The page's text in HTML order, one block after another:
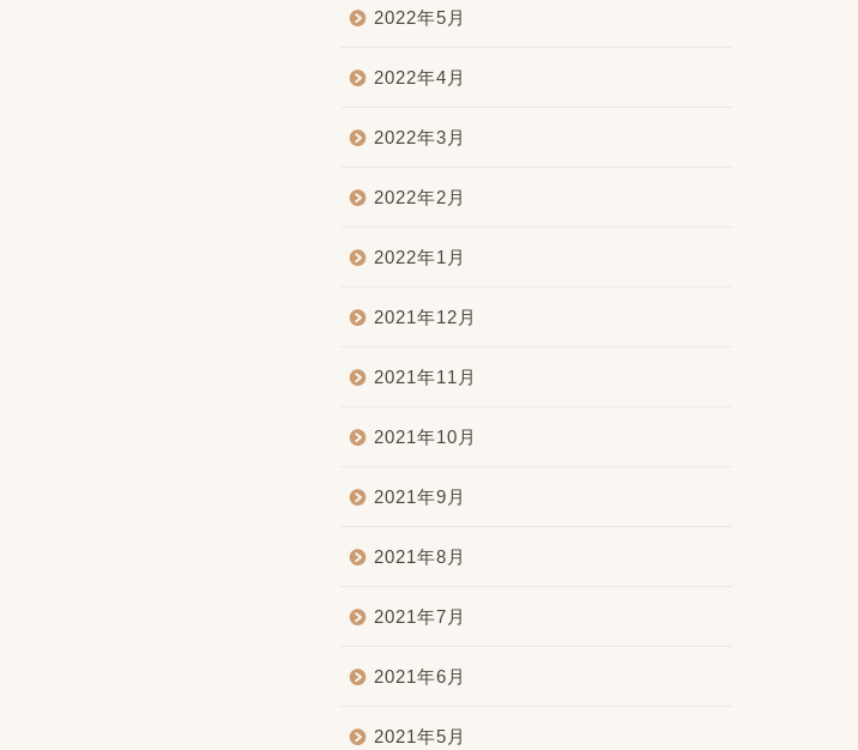
2022年5月
2022年4月
2022年3月
2022年2月
2022年1月
2021年12月
2021年11月
2021年10月
2021年9月
2021年8月
2021年7月
2021年6月
2021年5月